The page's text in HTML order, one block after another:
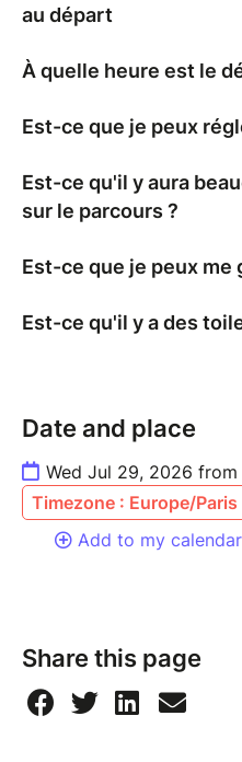
au départ
À quelle heure est le
Est-ce que je peux
Est-ce qu'il y aura
sur le parcours ?
Est-ce que je peux me
Est-ce qu'il y a des
Date and place
Wed Jul 29, 2026
Timezone : Europe/Paris
Add to my calendar
Share this page